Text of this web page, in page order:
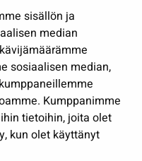
sisällön ja
median
sosiaalisen median,
Kumppanimme
tietoihin, joita olet
kun olet käyttänyt